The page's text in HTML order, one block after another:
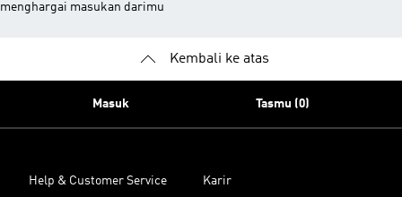
menghargai masukan darimu
Kembali ke atas
Masuk Tasmu (0)
Help & Customer Service Karir